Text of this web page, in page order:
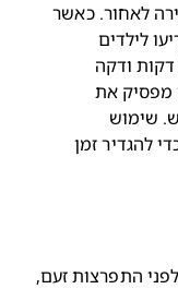
בהנעת הילדים לפעולה הוא - הספירה לאחור. כאשר
פעולה מהנה עומדת להסתיים, הודיעו לילדים
שנותרו להם 15 דקות, 10 דקות, 5 דקות ודקה
לסיום.  שבחו את הילד כשהוא אכן מפסיק את
הפעולה בזמן, כפי שסיכמתם מראש. שימוש
בסטופר או טיימר, יכול לעזור לכם כדי להגדיר זמן
אם אתם רואים שהפעוט שלכם נמצא רגע לפני התפרצות זעם,